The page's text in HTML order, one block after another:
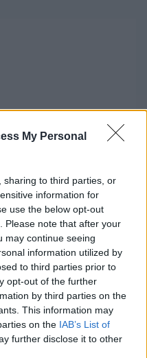
My Personal
sharing to third parties, or
information for
use the below opt-out
Please note that after your
may continue seeing
information utilized by
to third parties prior to
opt-out of the further
by third parties on the
This information may
on the IAB’s List of
further disclose it to other
a különbségek az
megpróbálta
juniort, aki egy
vezető
Jehan Daurvala